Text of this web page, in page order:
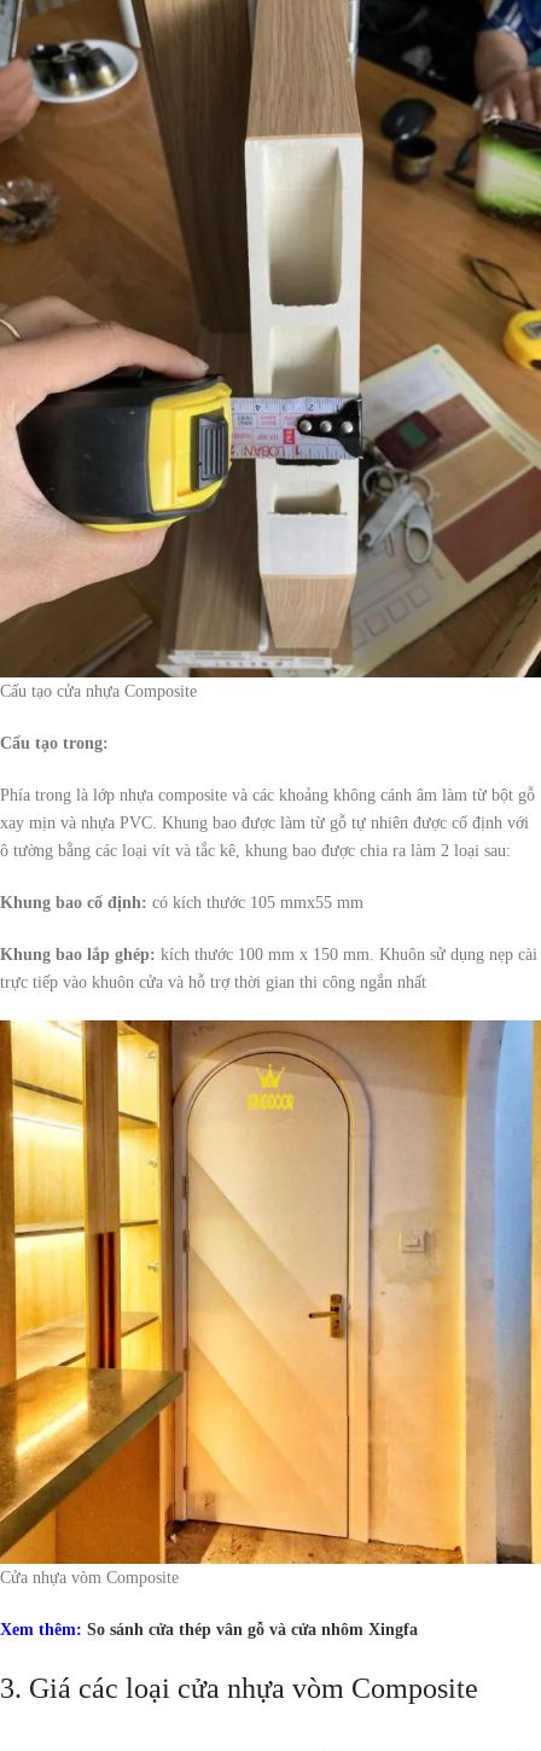
Cấu tạo cửa nhựa Composite
Cấu tạo trong:
Phía trong là lớp nhựa composite và các khoảng không cánh âm làm từ bột gỗ
xay mịn và nhựa PVC. Khung bao được làm từ gỗ tự nhiên được cố định với
ô tường bằng các loại vít và tắc kê, khung bao được chia ra làm 2 loại sau:
Khung bao cố định: có kích thước 105 mmx55 mm
Khung bao lắp ghép: kích thước 100 mm x 150 mm. Khuôn sử dụng nẹp cài
trực tiếp vào khuôn cửa và hỗ trợ thời gian thi công ngắn nhất
Cửa nhựa vòm Composite
Xem thêm: So sánh cửa thép vân gỗ và cửa nhôm Xingfa
3. Giá các loại cửa nhựa vòm Composite